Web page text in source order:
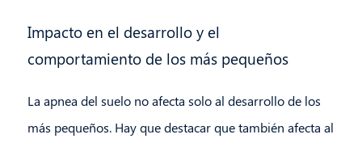
Impacto en el desarrollo y el
comportamiento de los más pequeños
La apnea del suelo no afecta solo al desarrollo de los
más pequeños. Hay que destacar que también afecta al